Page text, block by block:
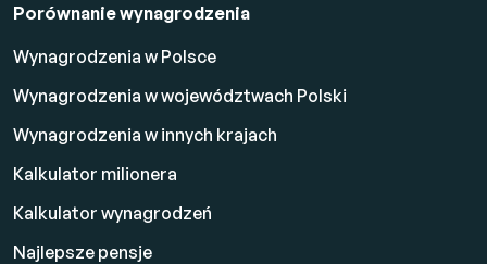
Porównanie wynagrodzenia
Wynagrodzenia w Polsce
Wynagrodzenia w województwach Polski
Wynagrodzenia w innych krajach
Kalkulator milionera
Kalkulator wynagrodzeń
Najlepsze pensje